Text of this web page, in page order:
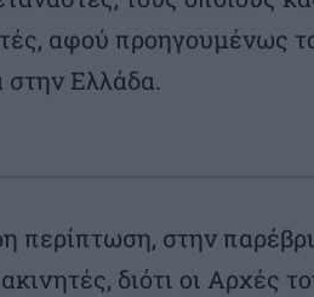
αφού προηγουμένως
στην Ελλάδα.
περίπτωση, στην
διότι οι Αρχές